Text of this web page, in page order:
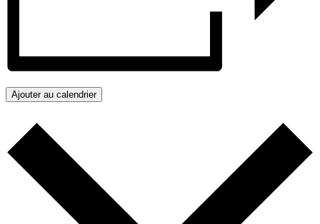
Ajouter au calendrier